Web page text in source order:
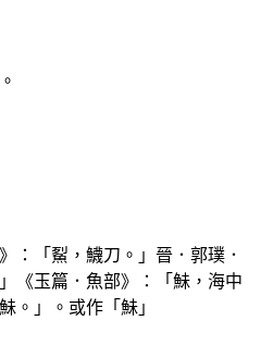
：「鮤，鱴刀。」晉．郭璞．
《玉篇．魚部》：「鮇，海中
。」。或作「鮇」